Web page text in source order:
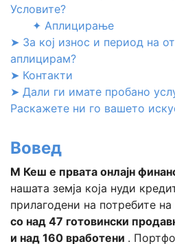
Условите?
✦ Аплицирање
➤ За кој износ и период на
аплицирам?
➤ Контакти
➤ Дали ги имате пробано
Раскажете ни го вашето
Вовед
М Кеш е првата онлајн
нашата земја која нуди
прилагодени на потребите
со над 47 готовински
и над 160 вработени .